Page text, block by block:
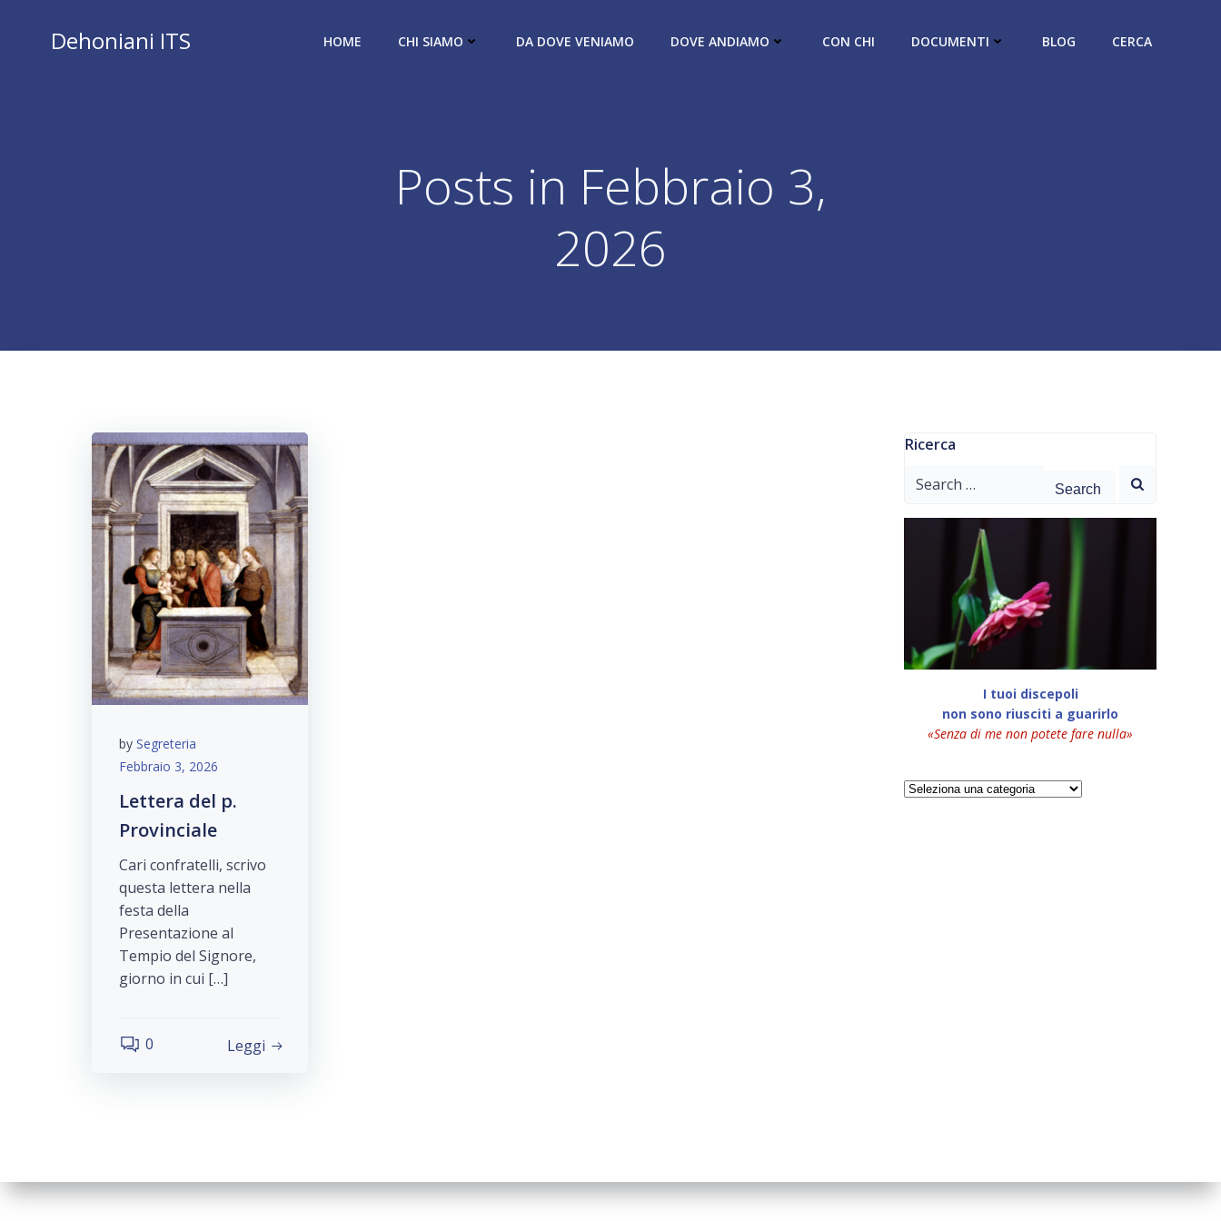
contenutoDehoniani ITS HOME CHI SIAMO DA DOVE VENIAMO DOVE ANDIAMO CON CHI DOCUMENTI BLOG CERCA
Posts in Febbraio 3,
2026
by Segreteria
Febbraio 3, 2026
Lettera del p.
Provinciale
Cari confratelli, scrivo
questa lettera nella
festa della
Presentazione al
Tempio del Signore,
giorno in cui […]
0 Leggi
Ricerca
Search
I tuoi discepoli
non sono riusciti a guarirlo
«Senza di me non potete fare nulla»
Categorie